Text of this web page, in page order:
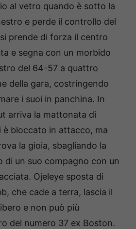
al vetro quando è sotto la
e perde il controllo del
prende di forza il centro
e segna con un morbido
del 64-57 a quattro
della gara, costringendo
i suoi in panchina. In
arriva la mattonata di
è bloccato in attacco, ma
la gioia, sbagliando la
di un suo compagno con un
Ojeleye sposta di
che cade a terra, lascia il
e non può più
del numero 37 ex Boston.